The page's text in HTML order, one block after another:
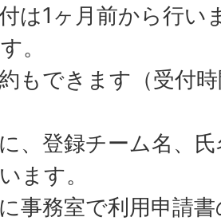
は1ヶ月前から行い
。
もできます（受付
、登録チーム名、
ます。
事務室で利用申請